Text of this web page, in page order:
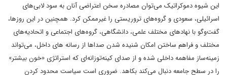
این شیوه دموکراتیک می‌توان مصادره سخن اعتراضی آنان به سود لابی‌های
اسرائیلی، سعودی و گروه‌های تروریستی را غیرممکن کرد. همچنین در این روزها،
گفت‌وگو با نهادهای مختلف علمی، دانشگاهی، گروه‌های اجتماعی و اتحادیه‌های
مختلف و فراهم ساختن امکان شنیده شدن صداها از رسانه های داخل، می‌تواند
زمینه‌ساز مفاهمه داخلی شده و از صدای کینه‌توزانه‌ای که استراتژی «خون بیشتر»
را در سطح جامعه دنبال می‌کند بکاهد. ضروری است سیاست محدود کردن